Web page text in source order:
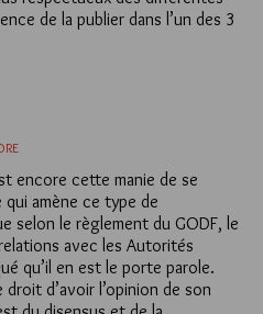
de la publier dans l’un des 3
encore cette manie de se
qui amène ce type de
selon le règlement du GODF, le
avec les Autorités
qu’il en est le porte parole.
d’avoir l’opinion de son